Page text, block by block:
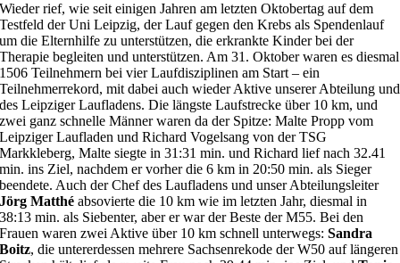
Wieder rief, wie seit einigen Jahren am letzten Oktobertag auf dem
Testfeld der Uni Leipzig, der Lauf gegen den Krebs als Spendenlauf
um die Elternhilfe zu unterstützen, die erkrankte Kinder bei der
Therapie begleiten und unterstützen. Am 31. Oktober waren es diesmal
1506 Teilnehmern bei vier Laufdisziplinen am Start – ein
Teilnehmerrekord, mit dabei auch wieder Aktive unserer Abteilung und
des Leipziger Laufladens. Die längste Laufstrecke über 10 km, und
zwei ganz schnelle Männer waren da der Spitze: Malte Propp vom
Leipziger Laufladen und Richard Vogelsang von der TSG
Markkleberg, Malte siegte in 31:31 min. und Richard lief nach 32.41
min. ins Ziel, nachdem er vorher die 6 km in 20:50 min. als Sieger
beendete. Auch der Chef des Laufladens und unser Abteilungsleiter
Jörg Matthé absovierte die 10 km wie im letzten Jahr, diesmal in
38:13 min. als Siebenter, aber er war der Beste der M55. Bei den
Frauen waren zwei Aktive über 10 km schnell unterwegs:Sandra
Boitz, die untererdessen mehrere Sachsenrekode der W50 auf längeren